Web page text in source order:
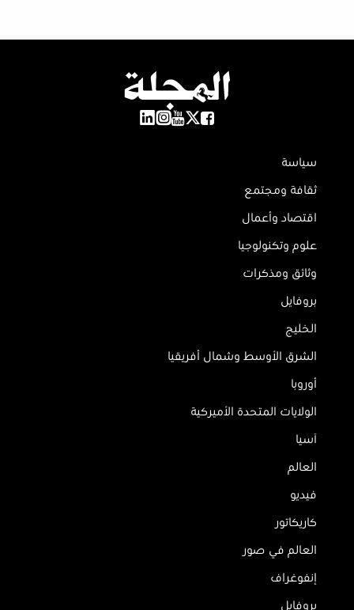
سياسة
ثقافة ومجتمع
اقتصاد وأعمال
علوم وتكنولوجيا
وثائق ومذكرات
بروفايل
الخليج
الشرق الأوسط وشمال أفريقيا
أوروبا
الولايات المتحدة الأميركية
آسيا
العالم
فيديو
كاريكاتور
العالم في صور
إنفوغراف
بروفايل